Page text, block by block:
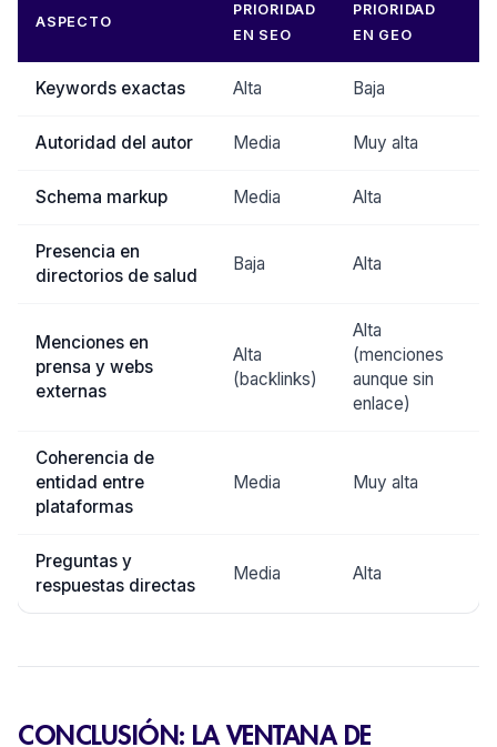
ASPECTO
PRIORIDAD
EN SEO
PRIORIDAD
EN GEO
Keywords exactas Alta Baja
Autoridad del autor Media Muy alta
Schema markup Media Alta
Presencia en
directorios de salud
Baja Alta
Menciones en
prensa y webs
externas
Alta
(backlinks)
Alta
(menciones
aunque sin
enlace)
Coherencia de
entidad entre
plataformas
Media Muy alta
Preguntas y
respuestas directas
Media Alta
CONCLUSIÓN: LA VENTANA DE